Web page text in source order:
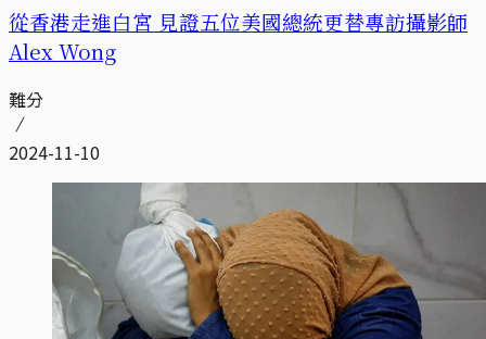
從香港走進白宮 見證五位美國總統更替專訪攝影師
Alex Wong
難分
2024-11-10